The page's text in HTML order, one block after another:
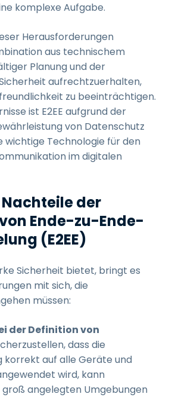
komplexe Aufgabe.
Herausforderungen
aus technischem
Planung und der
aufrechtzuerhalten,
zu beeinträchtigen.
ist E2EE aufgrund der
von Datenschutz
wichtige Technologie für den
im digitalen
der
Ende-zu-Ende-
(E2EE)
Sicherheit bietet, bringt es
mit sich, die
müssen:
der Definition von
dass die
korrekt auf alle Geräte und
wird, kann
groß angelegten Umgebungen